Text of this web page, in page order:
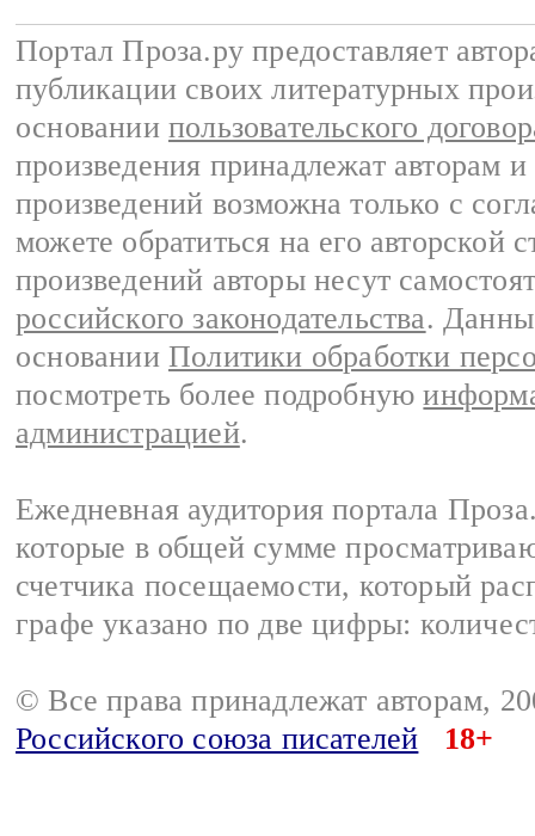
Портал Проза.ру предоставляет
публикации своих литературных
основании пользовательского
произведения принадлежат авторам
произведений возможна только с
можете обратиться на его авторской
произведений авторы несут
российского законодательства.
основании Политики обработки
посмотреть более подробную
администрацией.
Ежедневная аудитория портала
которые в общей сумме
счетчика посещаемости, который
графе указано по две цифры:
© Все права принадлежат авторам,
Российского союза писателей
18+